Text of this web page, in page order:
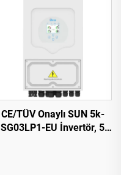
CE/TÜV Onaylı SUN 5k-
SG03LP1-EU İnvertör, 5